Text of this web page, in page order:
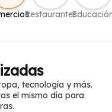
Restaurantes
tecnología y más.
el mismo día para